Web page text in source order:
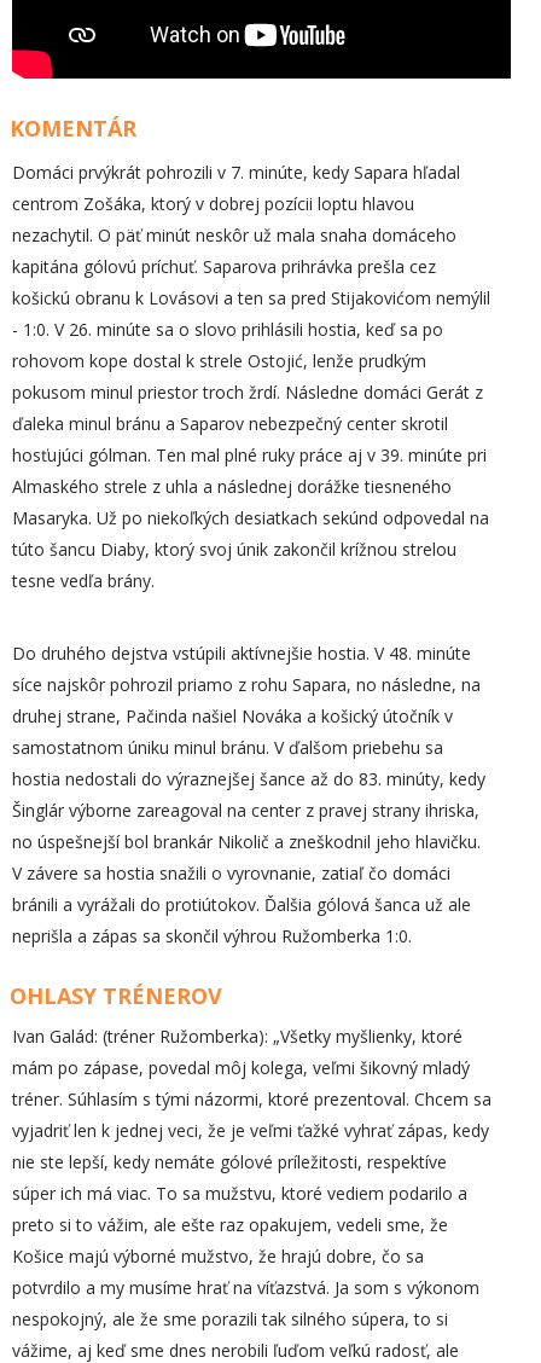
KOMENTÁR
Domáci prvýkrát pohrozili v 7. minúte, kedy Sapara hľadal
centrom Zošáka, ktorý v dobrej pozícii loptu hlavou
nezachytil. O päť minút neskôr už mala snaha domáceho
kapitána gólovú príchuť. Saparova prihrávka prešla cez
košickú obranu k Lovásovi a ten sa pred Stijakovićom nemýlil
- 1:0. V 26. minúte sa o slovo prihlásili hostia, keď sa po
rohovom kope dostal k strele Ostojić, lenže prudkým
pokusom minul priestor troch žrdí. Následne domáci Gerát z
ďaleka minul bránu a Saparov nebezpečný center skrotil
hosťujúci gólman. Ten mal plné ruky práce aj v 39. minúte pri
Almaského strele z uhla a následnej dorážke tiesneného
Masaryka. Už po niekoľkých desiatkach sekúnd odpovedal na
túto šancu Diaby, ktorý svoj únik zakončil krížnou strelou
tesne vedľa brány.
Do druhého dejstva vstúpili aktívnejšie hostia. V 48. minúte
síce najskôr pohrozil priamo z rohu Sapara, no následne, na
druhej strane, Pačinda našiel Nováka a košický útočník v
samostatnom úniku minul bránu. V ďalšom priebehu sa
hostia nedostali do výraznejšej šance až do 83. minúty, kedy
Šinglár výborne zareagoval na center z pravej strany ihriska,
no úspešnejší bol brankár Nikolič a zneškodnil jeho hlavičku.
V závere sa hostia snažili o vyrovnanie, zatiaľ čo domáci
bránili a vyrážali do protiútokov. Ďalšia gólová šanca už ale
neprišla a zápas sa skončil výhrou Ružomberka 1:0.
OHLASY TRÉNEROV
Ivan Galád: (tréner Ružomberka): „Všetky myšlienky, ktoré
mám po zápase, povedal môj kolega, veľmi šikovný mladý
tréner. Súhlasím s tými názormi, ktoré prezentoval. Chcem sa
vyjadriť len k jednej veci, že je veľmi ťažké vyhrať zápas, kedy
nie ste lepší, kedy nemáte gólové príležitosti, respektíve
súper ich má viac. To sa mužstvu, ktoré vediem podarilo a
preto si to vážim, ale ešte raz opakujem, vedeli sme, že
Košice majú výborné mužstvo, že hrajú dobre, čo sa
potvrdilo a my musíme hrať na víťazstvá. Ja som s výkonom
nespokojný, ale že sme porazili tak silného súpera, to si
vážime, aj keď sme dnes nerobili ľuďom veľkú radosť, ale